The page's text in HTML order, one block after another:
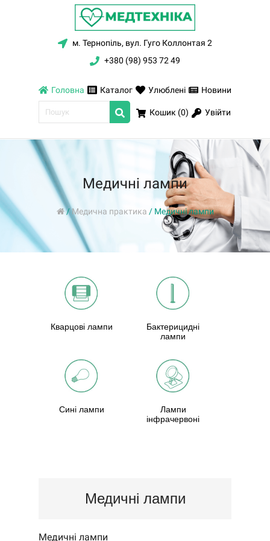
м. Тернопіль, вул. Гуго Коллонтая 2
+380 (98) 953 72 49
Головна Каталог Улюблені Новини
Кошик (0) Увійти
Медичні лампи
/Медична практика / Медичні лампи
Кварцові лампи
Бактерицидні
лампи
Сині лампи
Лампи
інфрачервоні
Медичні лампи
Медичні лампи